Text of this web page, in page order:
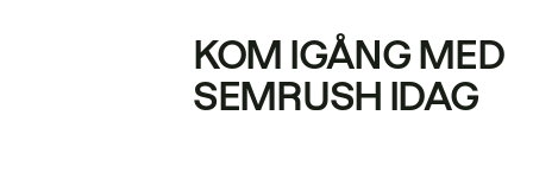
KOM IGÅNG MED
SEMRUSH IDAG